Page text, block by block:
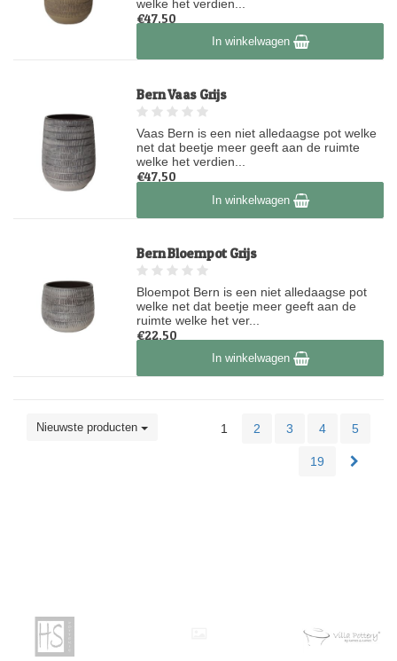
welke het verdien...
€47,50
Op voorraadIn winkelwagen
Bern Vaas Grijs
Vaas Bern is een niet alledaagse pot welke
net dat beetje meer geeft aan de ruimte
welke het verdien...
€47,50
Op voorraadIn winkelwagen
Bern Bloempot Grijs
Bloempot Bern is een niet alledaagse pot
welke net dat beetje meer geeft aan de
ruimte welke het ver...
€22,50
Op voorraadIn winkelwagen
Nieuwste producten 1 2 3 4 5
19